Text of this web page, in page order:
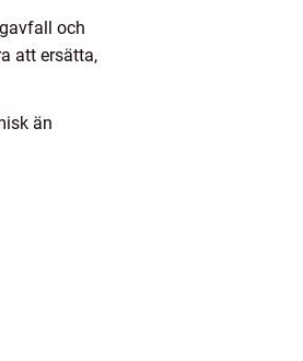
och
att ersätta,
än